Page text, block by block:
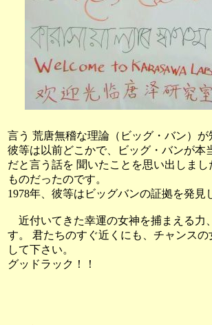
言う 荒唐無稽な理論（ビッグ・バン）が
彼等は以前どこかで、ビッグ・バンが
だと言う話を 聞いたことを思い出しま
ものだったのです。
1978年、彼等はビッグバンの証拠を発見
近付いてきた幸運の女神を捕まえる力
す。 君たちのすぐ近くにも、チャンス
して下さい。
グッドラック！！